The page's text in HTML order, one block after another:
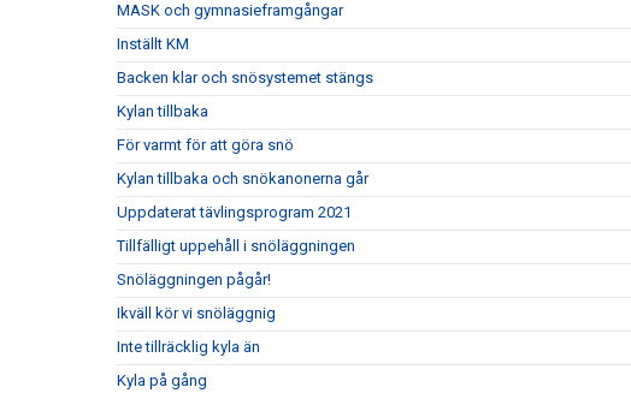
MASK och gymnasieframgångar
Inställt KM
Backen klar och snösystemet stängs
Kylan tillbaka
För varmt för att göra snö
Kylan tillbaka och snökanonerna går
Uppdaterat tävlingsprogram 2021
Tillfälligt uppehåll i snöläggningen
Snöläggningen pågår!
Ikväll kör vi snöläggnig
Inte tillräcklig kyla än
Kyla på gång